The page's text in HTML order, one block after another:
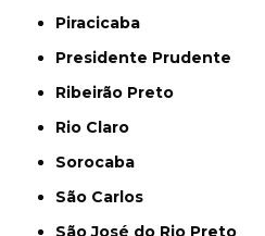
Piracicaba
Presidente Prudente
Ribeirão Preto
Rio Claro
Sorocaba
São Carlos
São José do Rio Preto